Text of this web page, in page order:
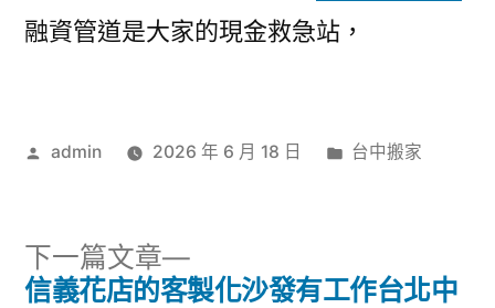
融資管道是大家的現金救急站，
作
admin 2026 年 6 月 18 日
分
台中搬家
下一篇文章
下
一
信義花店的客製化沙發有工作台北中